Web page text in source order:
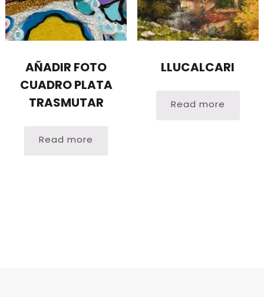
AÑADIR FOTO
CUADRO PLATA
TRASMUTAR
Read more
LLUCALCARI
Read more